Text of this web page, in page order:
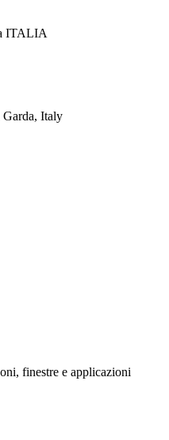
ITALIA
Italy